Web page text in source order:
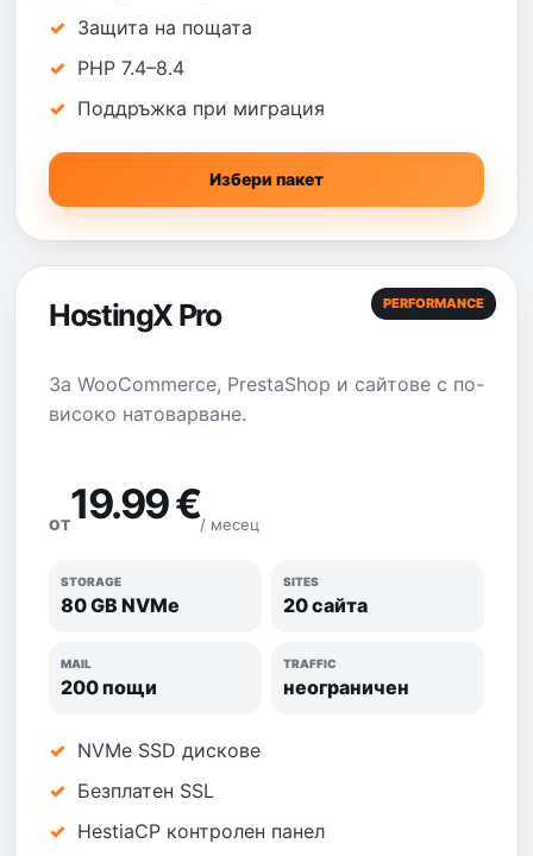
Защита на пощата
PHP 7.4–8.4
Поддръжка при миграция
Избери пакет
PERFORMANCE
HostingX Pro
За WooCommerce, PrestaShop и сайтове с по-
високо натоварване.
ОТ19.99 €/ месец
STORAGE
80 GB NVMe
SITES
20 сайта
MAIL
200 пощи
TRAFFIC
неограничен
NVMe SSD дискове
Безплатен SSL
HestiaCP контролен панел